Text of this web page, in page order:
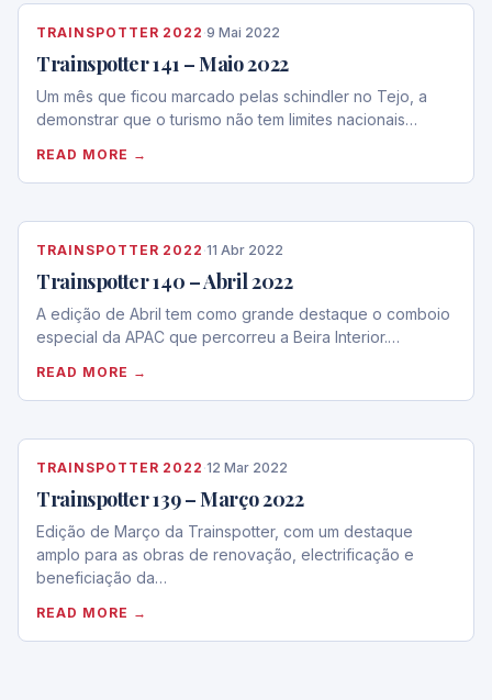
TRAINSPOTTER 2022 ·9 Mai 2022
Trainspotter 141 – Maio 2022
Um mês que ficou marcado pelas schindler no Tejo, a
demonstrar que o turismo não tem limites nacionais…
READ MORE →
TRAINSPOTTER 2022 ·11 Abr 2022
Trainspotter 140 – Abril 2022
A edição de Abril tem como grande destaque o comboio
especial da APAC que percorreu a Beira Interior.…
READ MORE →
TRAINSPOTTER 2022 ·12 Mar 2022
Trainspotter 139 – Março 2022
Edição de Março da Trainspotter, com um destaque
amplo para as obras de renovação, electrificação e
beneficiação da…
READ MORE →